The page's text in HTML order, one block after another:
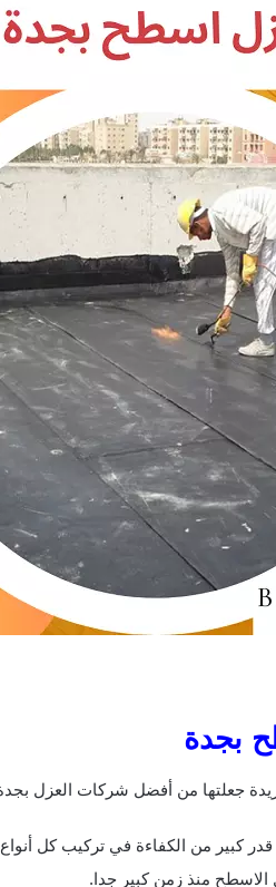
بجدة
جعلتها من أفضل شركات العزل
كبير من الكفاءة في تركيب كل
منذ زمن كبير جدا.